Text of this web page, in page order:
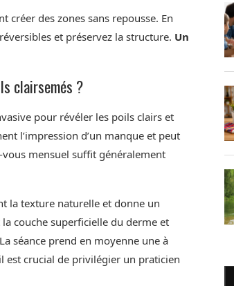
créer des zones sans repousse. En
et préservez la structure. Un
clairsemés ?
pour révéler les poils clairs et
l’impression d’un manque et peut
mensuel suffit généralement
la texture naturelle et donne un
couche superficielle du derme et
séance prend en moyenne une à
est crucial de privilégier un praticien